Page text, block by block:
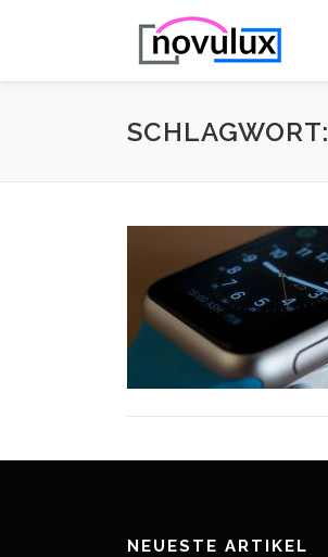
SCHLAGWORT:
NEUESTE ARTIKEL